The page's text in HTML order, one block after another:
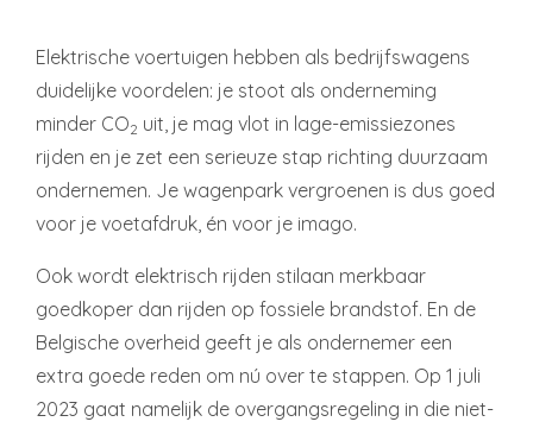
Elektrische voertuigen hebben als bedrijfswagens
duidelijke voordelen: je stoot als onderneming
minder CO2 uit, je mag vlot in lage-emissiezones
rijden en je zet een serieuze stap richting duurzaam
ondernemen. Je wagenpark vergroenen is dus goed
voor je voetafdruk, én voor je imago.
Ook wordt elektrisch rijden stilaan merkbaar
goedkoper dan rijden op fossiele brandstof. En de
Belgische overheid geeft je als ondernemer een
extra goede reden om nú over te stappen. Op 1 juli
2023 gaat namelijk de overgangsregeling in die niet-